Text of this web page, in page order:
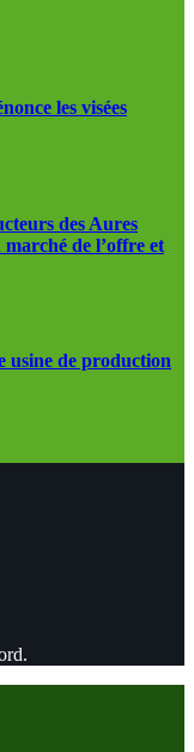
les visées
des Aures
de l’offre et
usine de production